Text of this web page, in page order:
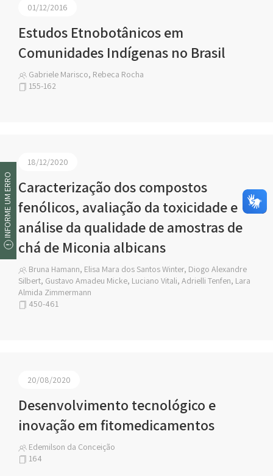
01/12/2016
Estudos Etnobotânicos em
Comunidades Indígenas no Brasil
Gabriele Marisco, Rebeca Rocha
155-162
18/12/2020
Caracterização dos compostos
fenólicos, avaliação da toxicidade e
análise da qualidade de amostras de
chá de Miconia albicans
Bruna Hamann, Elisa Mara dos Santos Winter, Diogo Alexandre
Silbert, Gustavo Amadeu Micke, Luciano Vitali, Adrielli Tenfen, Lara
Almida Zimmermann
450-461
20/08/2020
Desenvolvimento tecnológico e
inovação em fitomedicamentos
Edemilson da Conceição
164
INFORME UM ERRO